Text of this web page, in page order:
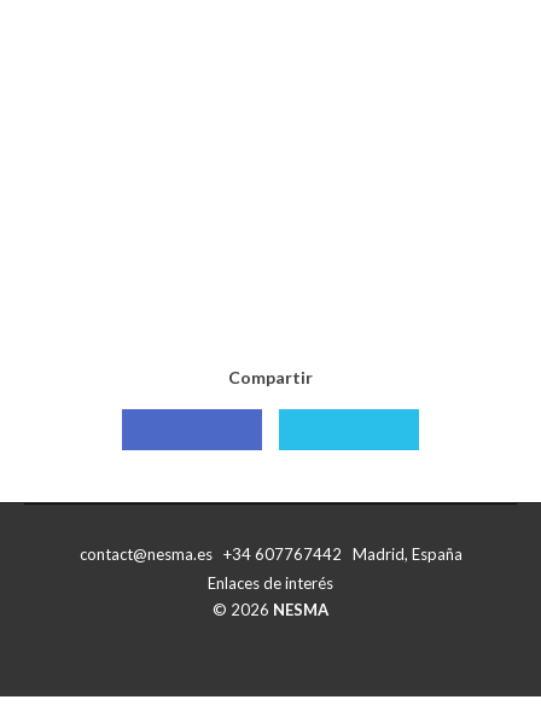
Compartir
Compartir
Compartir
contact@nesma.es +34 607767442 Madrid, España
Enlaces de interés
© 2026 NESMA